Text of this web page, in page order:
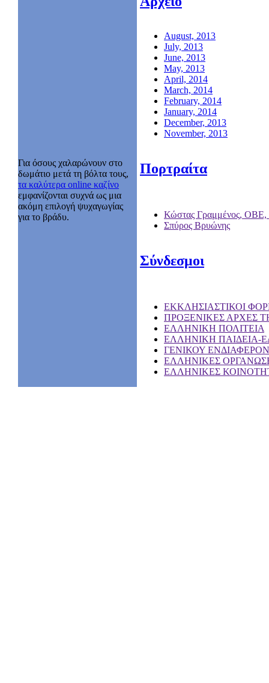
Για όσους χαλαρώνουν στο
δωμάτιο μετά τη βόλτα τους,
τα καλύτερα online καζίνο
εμφανίζονται συχνά ως μια
ακόμη επιλογή ψυχαγωγίας
για το βράδυ.
August, 2013
July, 2013
June, 2013
May, 2013
April, 2014
March, 2014
February, 2014
January, 2014
December, 2013
November, 2013
Πορτραίτα
Κώστας Γραμμένος, ΟΒΕ,
Σπύρος Βρυώνης
Σύνδεσμοι
EKKΛΗΣΙΑΣΤΙΚΟΙ
ΠΡΟΞΕΝΙΚΕΣ ΑΡΧΕΣ
ΕΛΛΗΝΙΚΗ ΠΟΛΙΤΕΙΑ
ΕΛΛΗΝΙΚΗ ΠΑΙΔΕΙΑ-
ΓΕΝΙΚΟΥ
ΕΛΛΗΝΙΚΕΣ
ΕΛΛΗΝΙΚΕΣ